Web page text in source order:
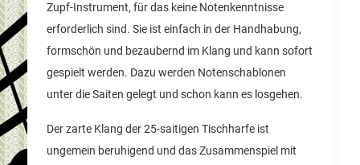
Zupf-Instrument, für das keine Notenkenntnisse
erforderlich sind. Sie ist einfach in der Handhabung,
formschön und bezaubernd im Klang und kann sofort
gespielt werden. Dazu werden Notenschablonen
unter die Saiten gelegt und schon kann es losgehen.
Der zarte Klang der 25-saitigen Tischharfe ist
ungemein beruhigend und das Zusammenspiel mit